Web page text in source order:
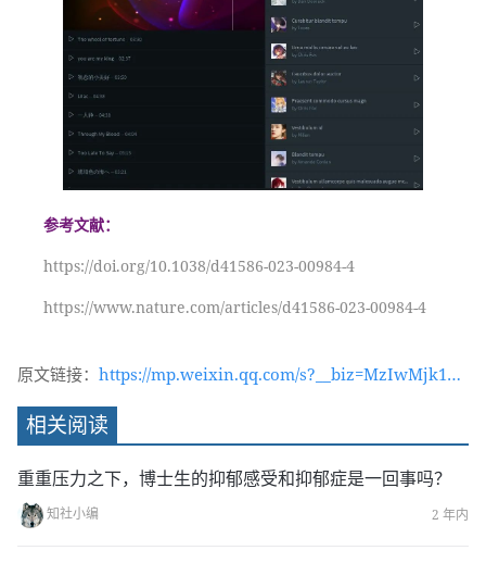
参考文献：
https://doi.org/10.1038/d41586-023-00984-4
https://www.nature.com/articles/d41586-023-00984-4
原文链接： https://mp.weixin.qq.com/s?__biz=MzIwMjk1OT
c2MA==&mid=2247538836&idx=1&sn=089a4f2ba
eabfcc6b1ff87c71f5196fe&chksm=96d4a66ba1a3
1ed561db1840c6ac7597&token=714834723&lang
相关阅读
重重压力之下，博士生的抑郁感受和抑郁症是一回事吗？
知社小编 2 年内